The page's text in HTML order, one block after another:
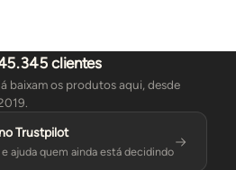
clientes
baixam os produtos aqui, desde
Trustpilot
ajuda quem ainda está decidindo